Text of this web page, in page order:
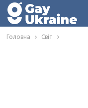
Головна Світ